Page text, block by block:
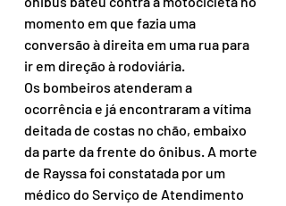
momento em que fazia uma
conversão à direita em uma rua para
ir em direção à rodoviária.
Os bombeiros atenderam a
ocorrência e já encontraram a vítima
deitada de costas no chão, embaixo
da parte da frente do ônibus. A morte
de Rayssa foi constatada por um
médico do Serviço de Atendimento